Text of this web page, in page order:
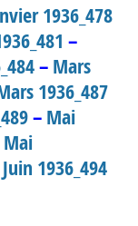
1936_478
–
– Mars
1936_487
– Mai
Mai
Juin 1936_494